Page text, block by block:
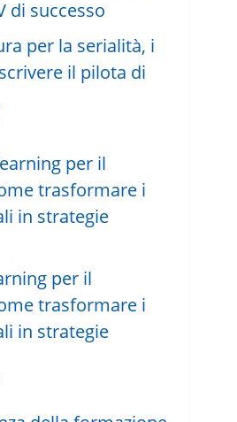
per la serialità, i
il pilota di
per il
trasformare i
in strategie